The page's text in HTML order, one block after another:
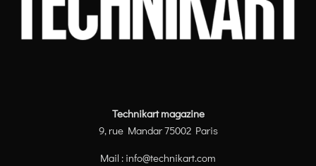
Technikart magazine
9, rue Mandar 75002 Paris
Mail : info@technikart.com